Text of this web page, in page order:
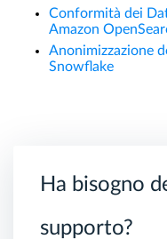
Conformità dei
Amazon
Anonimizzazione
Snowflake
Ha bisogno
supporto?